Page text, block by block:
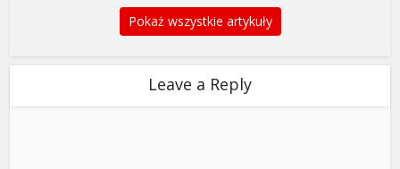
Pokaż wszystkie artykuły
Leave a Reply